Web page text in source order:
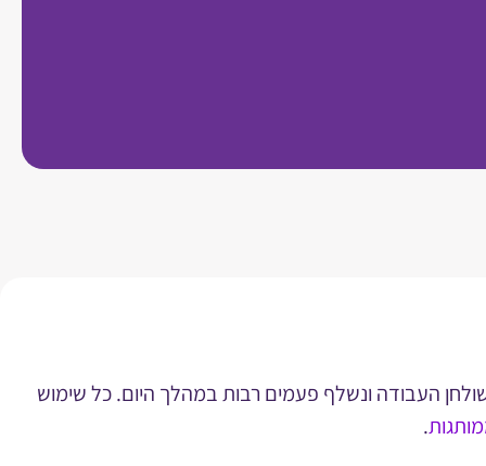
העבודה ונשלף פעמים רבות במהלך היום. כל שימוש
.